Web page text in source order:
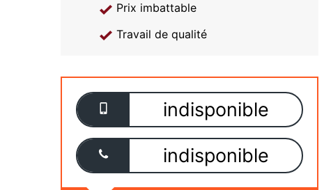
Prix imbattable
Travail de qualité
indisponible
indisponible